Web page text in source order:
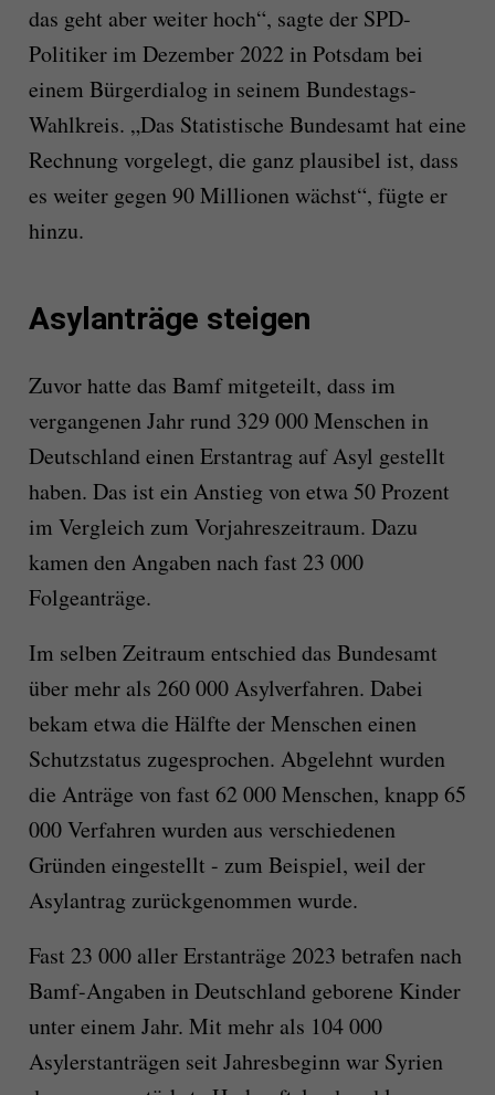
das geht aber weiter hoch“, sagte der SPD-
Politiker im Dezember 2022 in Potsdam bei
einem Bürgerdialog in seinem Bundestags-
Wahlkreis. „Das Statistische Bundesamt hat eine
Rechnung vorgelegt, die ganz plausibel ist, dass
es weiter gegen 90 Millionen wächst“, fügte er
hinzu.
Asylanträge steigen
Zuvor hatte das Bamf mitgeteilt, dass im
vergangenen Jahr rund 329 000 Menschen in
Deutschland einen Erstantrag auf Asyl gestellt
haben. Das ist ein Anstieg von etwa 50 Prozent
im Vergleich zum Vorjahreszeitraum. Dazu
kamen den Angaben nach fast 23 000
Folgeanträge.
Im selben Zeitraum entschied das Bundesamt
über mehr als 260 000 Asylverfahren. Dabei
bekam etwa die Hälfte der Menschen einen
Schutzstatus zugesprochen. Abgelehnt wurden
die Anträge von fast 62 000 Menschen, knapp 65
000 Verfahren wurden aus verschiedenen
Gründen eingestellt - zum Beispiel, weil der
Asylantrag zurückgenommen wurde.
Fast 23 000 aller Erstanträge 2023 betrafen nach
Bamf-Angaben in Deutschland geborene Kinder
unter einem Jahr. Mit mehr als 104 000
Asylerstanträgen seit Jahresbeginn war Syrien